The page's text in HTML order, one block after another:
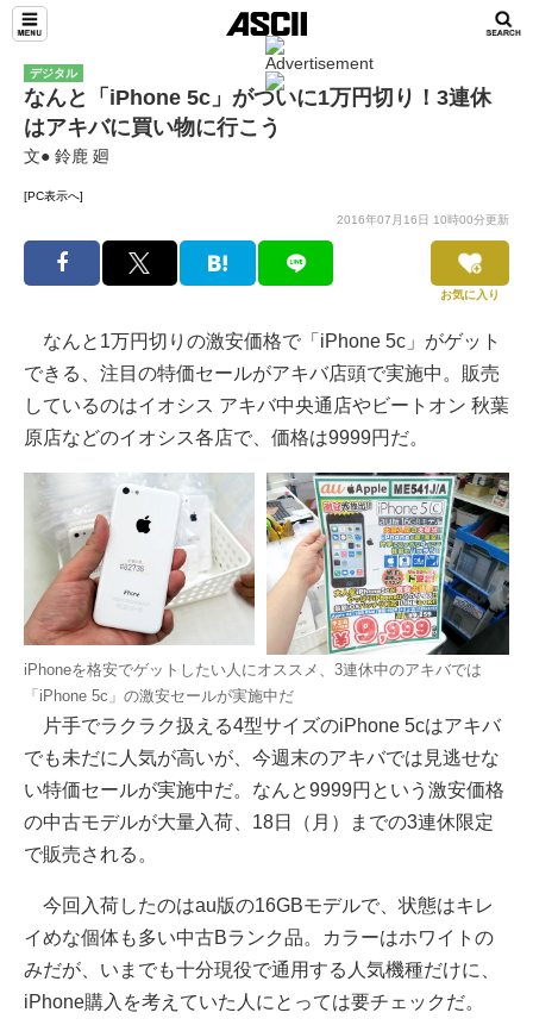
デジタル
なんと「iPhone 5c」がついに1万円切り！3連休
はアキバに買い物に行こう
文● 鈴鹿 廻
[PC表示へ]
2016年07月16日 10時00分更新
お気に入り
なんと1万円切りの激安価格で「iPhone 5c」がゲット
できる、注目の特価セールがアキバ店頭で実施中。販売
しているのはイオシス アキバ中央通店やビートオン 秋葉
原店などのイオシス各店で、価格は9999円だ。
iPhoneを格安でゲットしたい人にオススメ、3連休中のアキバでは
「iPhone 5c」の激安セールが実施中だ
片手でラクラク扱える4型サイズのiPhone 5cはアキバ
でも未だに人気が高いが、今週末のアキバでは見逃せな
い特価セールが実施中だ。なんと9999円という激安価格
の中古モデルが大量入荷、18日（月）までの3連休限定
で販売される。
今回入荷したのはau版の16GBモデルで、状態はキレ
イめな個体も多い中古Bランク品。カラーはホワイトの
みだが、いまでも十分現役で通用する人気機種だけに、
iPhone購入を考えていた人にとっては要チェックだ。